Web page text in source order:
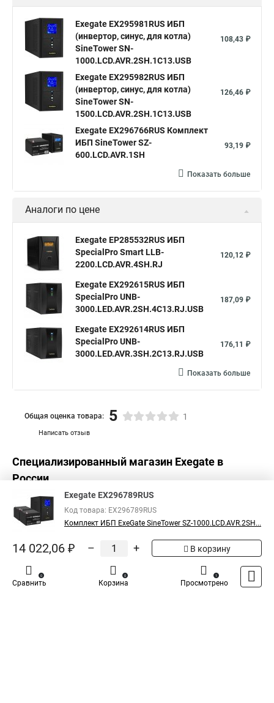
Exegate EX295981RUS ИБП
(инвертор, синус, для котла)
SineTower SN-
1000.LCD.AVR.2SH.1C13.USB
108,43 ₽
Exegate EX295982RUS ИБП
(инвертор, синус, для котла)
SineTower SN-
1500.LCD.AVR.2SH.1C13.USB
126,46 ₽
Exegate EX296766RUS Комплект
ИБП SineTower SZ-
600.LCD.AVR.1SH
93,19 ₽
Показать больше
Аналоги по цене
Exegate EP285532RUS ИБП
SpecialPro Smart LLB-
2200.LCD.AVR.4SH.RJ
120,12 ₽
Exegate EX292615RUS ИБП
SpecialPro UNB-
3000.LED.AVR.2SH.4C13.RJ.USB
187,09 ₽
Exegate EX292614RUS ИБП
SpecialPro UNB-
3000.LED.AVR.3SH.2C13.RJ.USB
176,11 ₽
Показать больше
Написать отзыв
Общая оценка товара: 5 1
Специализированный магазин Exegate в
России
Exegate EX296789RUS
Код товара: EX296789RUS
Комплект ИБП ExeGate SineTower SZ-1000.LCD.AVR.2SH...
14 022,06 ₽ – + В корзину
Сравнить
0
Корзина
0
Просмотрено
1